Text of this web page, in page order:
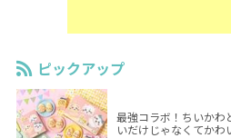
ピックアップ
最強コラボ！ちいかわ
いだけじゃなくてかわ